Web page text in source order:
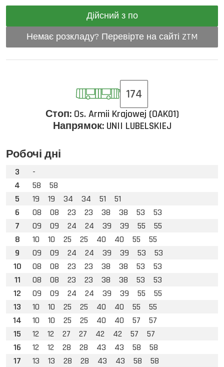
Дійсний з по
Немає розкладу? Перевірте на сайті ZTM
174
Стоп:Os. Armii Krajowej (OAK01)
Напрямок:UNII LUBELSKIEJ
Робочі дні
3
-
4
58
58
5
19 19 34 34 51
51
6
08 08 23 23 38 38 53
53
7
09 09 24 24 39 39 55
55
8
10 10 25 25 40 40 55
55
9
09 09 24 24 39 39 53
53
10
08 08 23 23 38 38 53
53
11
08 08 23 23 38 38 53
53
12
09 09 24 24 39 39 55
55
13
10 10 25 25 40 40 55
55
14
10 10 25 25 40 40 57
57
15
12 12 27 27 42 42 57
57
16
12 12 28 28 43 43 58
58
17
13 13 28 28 43 43 58
58